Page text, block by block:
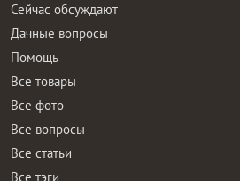
Сейчас обсуждают
Дачные вопросы
Помощь
Все товары
Все фото
Все вопросы
Все статьи
Все тэги